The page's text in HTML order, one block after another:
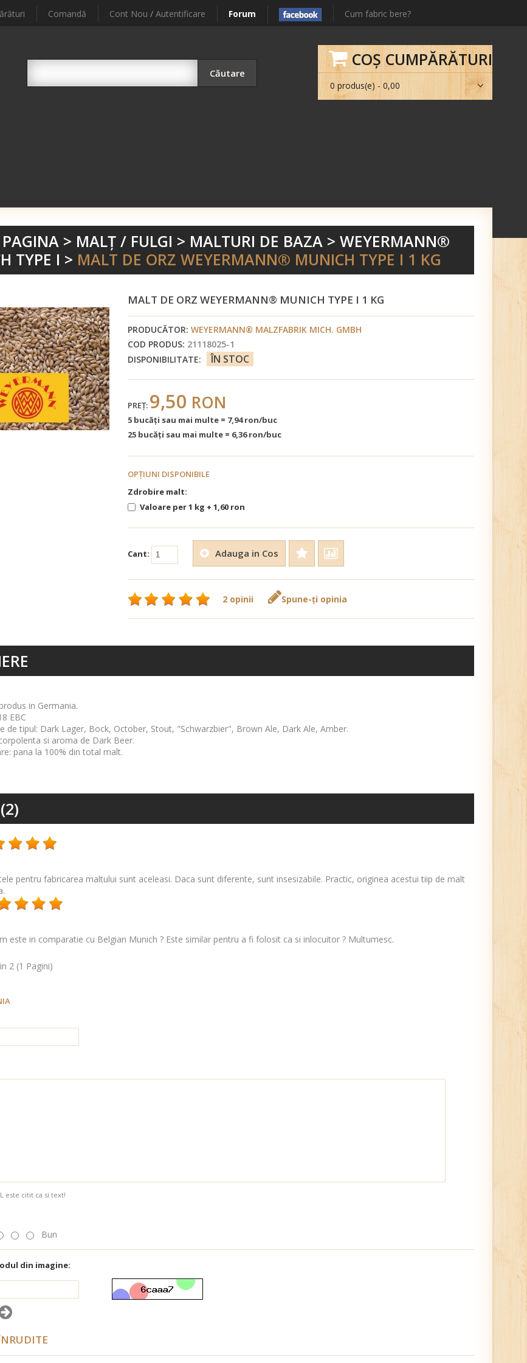
Comandă Cont Nou / Autentificare Forum Cum fabric bere?
COŞ CUMPĂRĂTURI
0 produs(e) - 0,00
Căutare
> MALŢ / FULGI > MALTURI DE BAZA > WEYERMANN®
TYPE I > MALT DE ORZ WEYERMANN® MUNICH TYPE I 1 KG
MALT DE ORZ WEYERMANN® MUNICH TYPE I 1 KG
PRODUCĂTOR: WEYERMANN® MALZFABRIK MICH. GMBH
COD PRODUS: 21118025-1
DISPONIBILITATE:
ÎN STOC
PREŢ: 9,50 RON
5 bucăţi sau mai multe = 7,94 ron/buc
25 bucăţi sau mai multe = 6,36 ron/buc
OPŢIUNI DISPONIBILE
Zdrobire malt:
Valoare per 1 kg + 1,60 ron
Cant: Adauga in Cos
2 opinii Spune-ţi opinia
in Germania.
EBC
de tipul: Dark Lager, Bock, October, Stout, "Schwarzbier", Brown Ale, Dark Ale, Amber.
si aroma de Dark Beer.
pana la 100% din total malt.
pentru fabricarea maltului sunt aceleasi. Daca sunt diferente, sunt insesizabile. Practic, originea acestui tiip de malt
este in comparatie cu Belgian Munich ? Este similar pentru a fi folosit ca si inlocuitor ? Multumesc.
2 (1 Pagini)
este citit ca si text!
Bun
din imagine: